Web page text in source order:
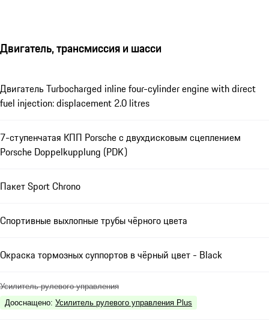
Двигатель, трансмиссия и шасси
Двигатель Turbocharged inline four-cylinder engine with direct
fuel injection: displacement 2.0 litres
7-ступенчатая КПП Porsche с двухдисковым сцеплением
Porsche Doppelkupplung (PDK)
Пакет Sport Chrono
Спортивные выхлопные трубы чёрного цвета
Окраска тормозных суппортов в чёрный цвет - Black
Усилитель рулевого управления
Дооснащено: Усилитель рулевого управления Plus